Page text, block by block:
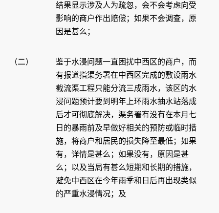
结果显示涉及人为疏忽，会不会考虑向受
影响的商户作出赔偿；如果不会调查，原
因是甚么；
（二）
鉴于水浸问题一直困扰中西区的商户，而
有报道指渠务署在中西区完成的敷设雨水
截流渠工程只能分流三成雨水，该区的水
浸问题预计要到明年上环雨水抽水站落成
后才可彻底解决，渠务署有没有在本月七
日的暴雨前及早做好相关的预防或临时措
施，将商户和居民的损失降至最低；如果
有，详情是甚么；如果没有，原因是甚
么；以及当局有甚么短期和长期的措施，
避免中西区在今年雨季和日后再出现类似
的严重水浸情况；及